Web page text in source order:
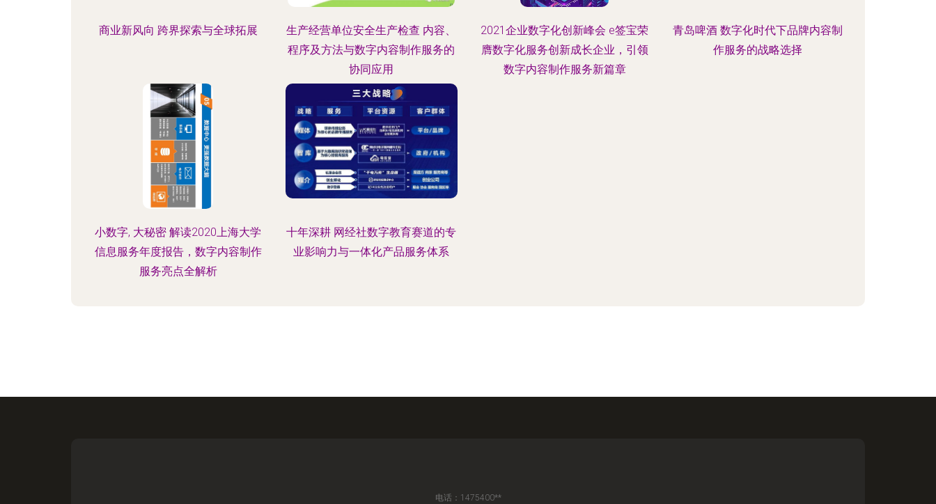
商业新风向 跨界探索与全球拓展
生产经营单位安全生产检查 内容、
程序及方法与数字内容制作服务的
协同应用
2021企业数字化创新峰会 e签宝荣
膺数字化服务创新成长企业，引领
数字内容制作服务新篇章
青岛啤酒 数字化时代下品牌内容制
作服务的战略选择
小数字, 大秘密 解读2020上海大学
信息服务年度报告，数字内容制作
服务亮点全解析
十年深耕 网经社数字教育赛道的专
业影响力与一体化产品服务体系
电话：1475400**